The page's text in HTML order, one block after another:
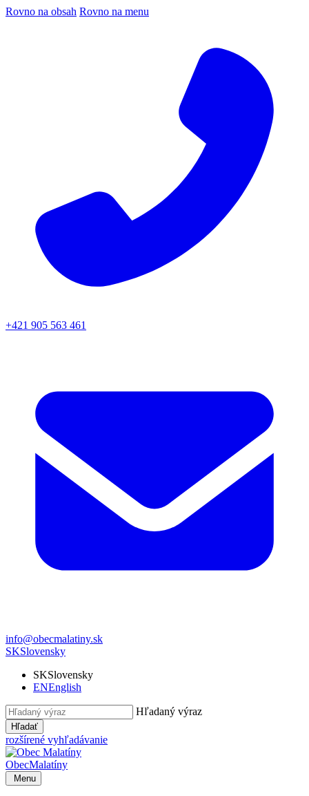
Rovno na obsah Rovno na menu
+421 905 563 461
info@obecmalatiny.sk
SKSlovensky
SKSlovensky
ENEnglish
Hľadaný výraz
Hľadať
rozšírené vyhľadávanie
ObecMalatíny
Menu